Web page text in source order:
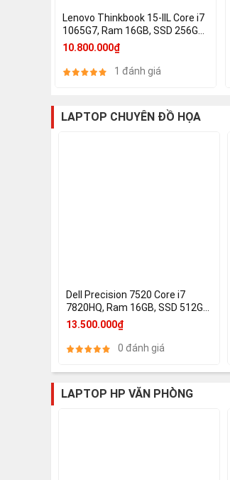
Lenovo Thinkbook 15-IIL Core i7
1065G7, Ram 16GB, SSD 256GB,
15.6 FHD, Intel Iris Plus Graphics
10.800.000₫
1 đánh giá
LAPTOP CHUYÊN ĐỒ HỌA
Dell Precision 7520 Core i7
7820HQ, Ram 16GB, SSD 512GB,
15.6 Inch FHD IPS, Nvidia Quadro
13.500.000₫
0 đánh giá
LAPTOP HP VĂN PHÒNG